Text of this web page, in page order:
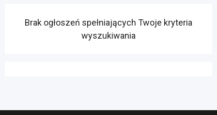
Brak ogłoszeń spełniających Twoje kryteria
wyszukiwania